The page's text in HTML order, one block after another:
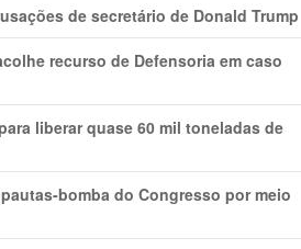
de secretário de Donald Trump
recurso de Defensoria em caso
liberar quase 60 mil toneladas de
bomba do Congresso por meio